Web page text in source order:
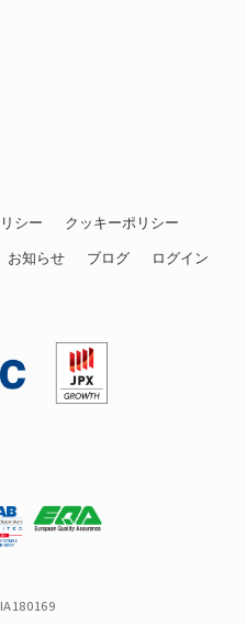
シー クッキーポリシー
お知らせ ブログ ログイン